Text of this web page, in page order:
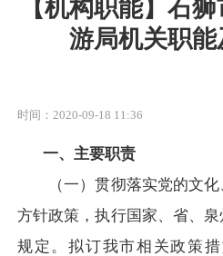
【机构职能】石
游局机关职
时间：2020-09-18 11:36
一、主要职责
（一）贯彻落实党的文化
方针政策，执行国家、省、
规定。拟订我市相关政策